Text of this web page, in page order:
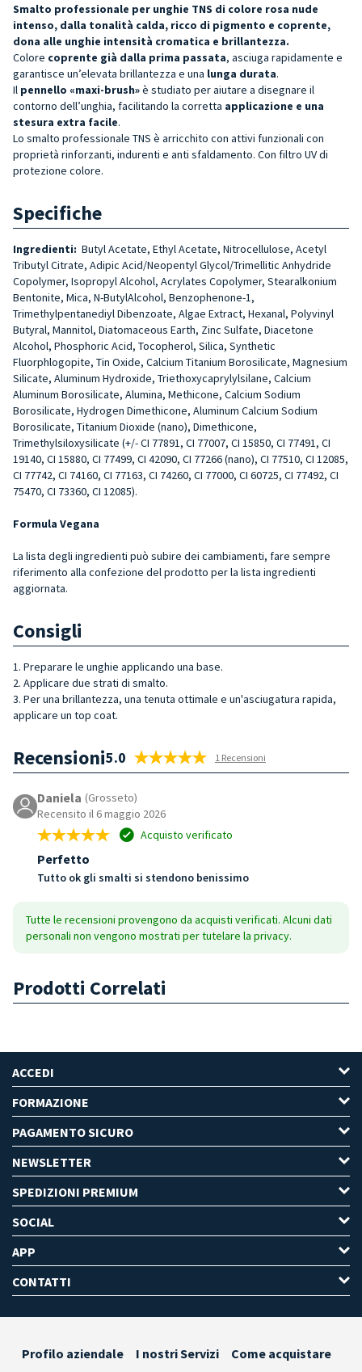
Smalto professionale per unghie TNS di colore rosa nude
intenso, dalla tonalità calda, ricco di pigmento e coprente,
dona alle unghie intensità cromatica e brillantezza.
Colore coprente già dalla prima passata, asciuga rapidamente e
garantisce un’elevata brillantezza e una lunga durata.
Il pennello «maxi-brush»è studiato per aiutare a disegnare il
contorno dell’unghia, facilitando la corretta applicazione e una
stesura extra facile.
Lo smalto professionale TNS è arricchito con attivi funzionali con
proprietà rinforzanti, indurenti e anti sfaldamento. Con filtro UV di
protezione colore.
Specifiche
Ingredienti: Butyl Acetate, Ethyl Acetate, Nitrocellulose, Acetyl
Tributyl Citrate, Adipic Acid/Neopentyl Glycol/Trimellitic Anhydride
Copolymer, Isopropyl Alcohol, Acrylates Copolymer, Stearalkonium
Bentonite, Mica, N-ButylAlcohol, Benzophenone-1,
Trimethylpentanediyl Dibenzoate, Algae Extract, Hexanal, Polyvinyl
Butyral, Mannitol, Diatomaceous Earth, Zinc Sulfate, Diacetone
Alcohol, Phosphoric Acid, Tocopherol, Silica, Synthetic
Fluorphlogopite, Tin Oxide, Calcium Titanium Borosilicate, Magnesium
Silicate, Aluminum Hydroxide, Triethoxycaprylylsilane, Calcium
Aluminum Borosilicate, Alumina, Methicone, Calcium Sodium
Borosilicate, Hydrogen Dimethicone, Aluminum Calcium Sodium
Borosilicate, Titanium Dioxide (nano), Dimethicone,
Trimethylsiloxysilicate (+/- CI 77891, CI 77007, CI 15850, CI 77491, CI
19140, CI 15880, CI 77499, CI 42090, CI 77266 (nano), CI 77510, CI 12085,
CI 77742, CI 74160, CI 77163, CI 74260, CI 77000, CI 60725, CI 77492, CI
75470, CI 73360, CI 12085).
Formula Vegana
La lista degli ingredienti può subire dei cambiamenti, fare sempre
riferimento alla confezione del prodotto per la lista ingredienti
aggiornata.
Consigli
1. Preparare le unghie applicando una base.
2. Applicare due strati di smalto.
3. Per una brillantezza, una tenuta ottimale e un'asciugatura rapida,
applicare un top coat.
Recensioni5.0 1 Recensioni
Daniela (Grosseto)
Recensito il 6 maggio 2026
Acquisto verificato
Perfetto
Tutto ok gli smalti si stendono benissimo
Tutte le recensioni provengono da acquisti verificati. Alcuni dati
personali non vengono mostrati per tutelare la privacy.
Prodotti Correlati
ACCEDI
FORMAZIONE
PAGAMENTO SICURO
NEWSLETTER
SPEDIZIONI PREMIUM
SOCIAL
APP
CONTATTI
Profilo aziendale I nostri Servizi
Come acquistare